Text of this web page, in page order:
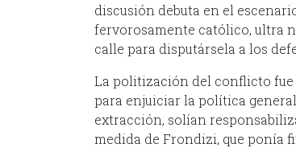
discusión debuta en el
fervorosamente católico, ultra
calle para disputársela a los
La politización del conflicto fue
para enjuiciar la política
extracción, solían
medida de Frondizi, que ponía